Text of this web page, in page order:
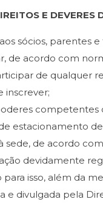
E DEVERES
aos sócios,
de acordo com
de qualquer
inscrever;
competentes
estacionamento
sede, de acordo
devidamente
para isso, além da
e divulgada pela